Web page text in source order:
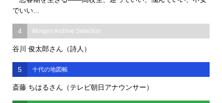
でいい...
4 Morgen Archive Selection
谷川 俊太郎さん（詩人）
5 十代の地図帳
斎藤 ちはるさん（テレビ朝日アナウンサー）